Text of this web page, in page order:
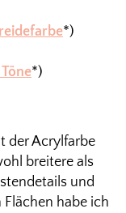
*)
*)
der Acrylfarbe
breitere als
und
habe ich